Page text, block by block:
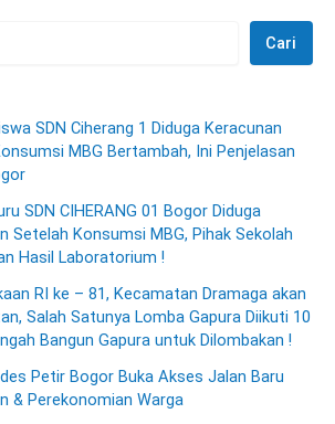
Cari
SDN Ciherang 1 Diduga Keracunan
MBG Bertambah, Ini Penjelasan
SDN CIHERANG 01 Bogor Diduga
Setelah Konsumsi MBG, Pihak Sekolah
Hasil Laboratorium !
RI ke – 81, Kecamatan Dramaga akan
Salah Satunya Lomba Gapura Diikuti 10
Bangun Gapura untuk Dilombakan !
Petir Bogor Buka Akses Jalan Baru
& Perekonomian Warga